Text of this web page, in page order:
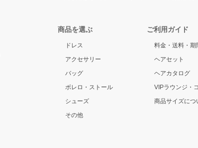
商品を選ぶ
ドレス
アクセサリー
バッグ
ボレロ・ストール
シューズ
その他
ご利用ガイド
料金・送料・期
ヘアセット
ヘアカタログ
VIPラウンジ・
商品サイズにつ